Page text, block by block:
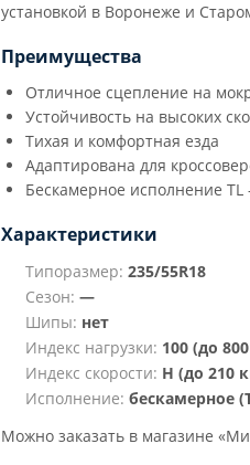
установкой в Воронеже и
Преимущества
Отличное сцепление на
Устойчивость на высоких
Тихая и комфортная езда
Адаптирована для
Бескамерное исполнение
Характеристики
Типоразмер: 235/55R18
Сезон: —
Шипы: нет
Индекс нагрузки: 100 (до
Индекс скорости: H (до 210
Исполнение: бескамерное
Можно заказать в магазине